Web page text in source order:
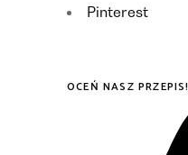
Pinterest
OCEŃ NASZ PRZEPIS!